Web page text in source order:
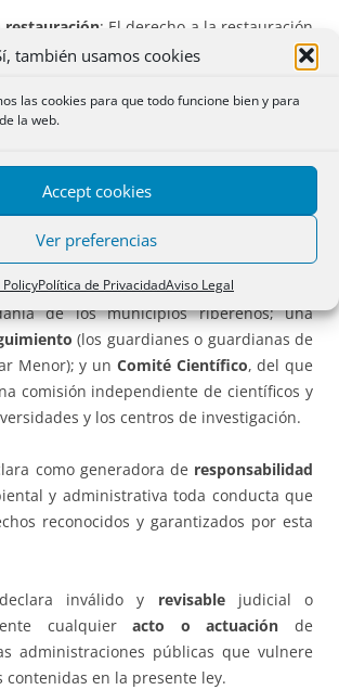
también usamos cookies
las cookies para que todo funcione bien y para
la web.
Accept cookies
Ver preferencias
Política de PrivacidadAviso Legal
restauración: El derecho a la restauración
vez producido el daño, acciones de
natural y la resiliencia, así como
asociados.
la Tutoría del Mar Menor
gobernanza de la laguna del Mar Menor y
portres figuras
compuesto por representantes de las
Públicas que intervienen en este ámbito
de los municipios ribereños; una
(los guardianes o guardianas de
Menor); y un Comité Científico, del que
comisión independiente de científicos y
y los centros de investigación.
como generadora de responsabilidad
y administrativa toda conducta que
reconocidos y garantizados por esta
inválido y revisablejudicial o
cualquieracto o actuación de
administraciones públicas que vulnere
contenidas en la presente ley.